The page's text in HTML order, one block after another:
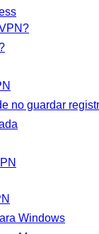
no guardar
Windows